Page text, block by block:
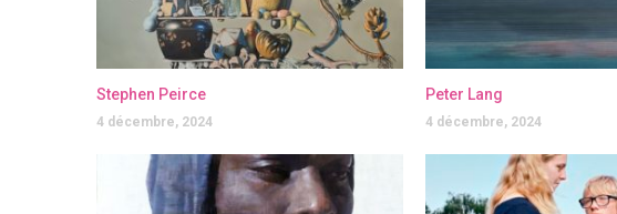
Stephen Peirce
4 décembre, 2024
Peter Lang
4 décembre, 2024